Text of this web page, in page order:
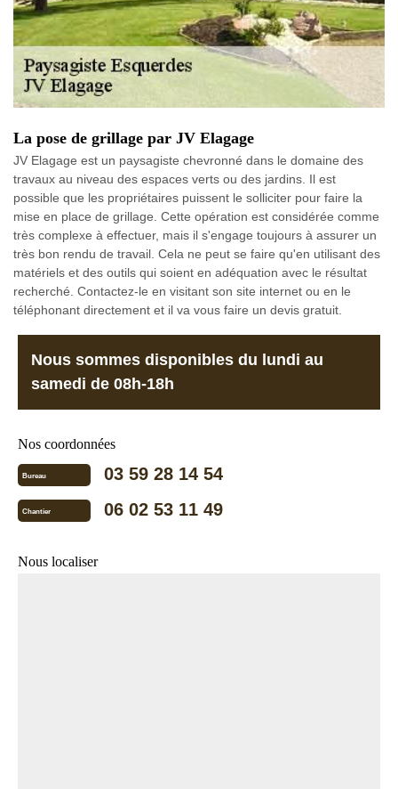
La pose de grillage par JV Elagage
JV Elagage est un paysagiste chevronné dans le domaine des
travaux au niveau des espaces verts ou des jardins. Il est
possible que les propriétaires puissent le solliciter pour faire la
mise en place de grillage. Cette opération est considérée comme
très complexe à effectuer, mais il s'engage toujours à assurer un
très bon rendu de travail. Cela ne peut se faire qu'en utilisant des
matériels et des outils qui soient en adéquation avec le résultat
recherché. Contactez-le en visitant son site internet ou en le
téléphonant directement et il va vous faire un devis gratuit.
Nous sommes disponibles du lundi au
samedi de 08h-18h
Nos coordonnées
Bureau 03 59 28 14 54
Chantier 06 02 53 11 49
Nous localiser